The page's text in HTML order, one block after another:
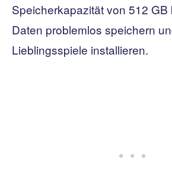
Speicherkapazität von 512
Daten problemlos speichern
Lieblingsspiele installieren.